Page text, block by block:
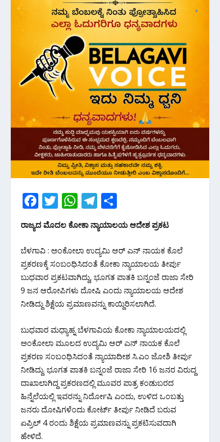
F
ac
e
b
o
o
k
T
w
itt
er
W
at
s
A
p
p
T
el
e
gr
a
m
h
ar
e
ರಾಜ್ಯದ ಮೊದಲ ಕೋಕಾ ನ್ಯಾಯಾಲಯ ಆದೇಶ ಪ್ರಕಟ
ಬೆಳಗಾವಿ : ಅಂಕೋಲಾ ಉದ್ಯಮಿ ಆರ್ ಎನ್ ನಾಯಕ ಕೊಲೆ
ಪ್ರಕರಣಕ್ಕೆ ಸಂಬಂಧಿಸಿದಂತೆ ಕೋಕಾ ನ್ಯಾಯಾಲಯ ತೀರ್ಪು
ಬುಧವಾರ ಪ್ರಕಟವಾಗಿದ್ದು, ಭೂಗತ ಪಾತಕಿ ಬನ್ನಂಜೆ ರಾಜಾ ಸೇರಿ
9 ಜನ ಆರೋಪಿಗಳು ದೋಷಿ ಎಂದು ನ್ಯಾಯಾಲಯ ಆದೇಶ
ನೀಡಿದ್ದು ಶಿಕ್ಷೆಯ ಪ್ರಮಾಣವನ್ನು ಕಾಯ್ದಿರಿಸಲಾಗಿದೆ.
ಬುಧವಾರ ಮಧ್ಯಾಹ್ನ ಬೆಳಗಾವಿಯ ಕೋಕಾ ನ್ಯಾಯಾಲಯದಲ್ಲಿ
ಅಂಕೋಲಾ ಮೂಲದ ಉದ್ಯಮಿ ಆರ್ ಎನ್ ನಾಯಕ ಕೊಲೆ
ಪ್ರಕರಣ ಸಂಬಂಧಿಸಿದಂತೆ ನ್ಯಾಯಾದೀಶ ಸಿ.ಎಂ ಜೋಶಿ ತೀರ್ಪು
ನೀಡಿದ್ದು. ಭೂಗತ ಪಾತಕಿ ಬನ್ನಂಜೆ ರಾಜಾ ಸೇರಿ 16 ಜನರ ವಿರುದ್ದ
ದಾಖಾಲಾಗಿದ್ದ ಪ್ರಕರಣದಲ್ಲಿ ಮೂವರ ಪಾತ್ರ ಕಂಡುಬರದ
ಹಿನ್ನೆಲೆಯಲ್ಲಿ ಇವರನ್ನು ನಿರ್ದೋಷಿ ಎಂದು, ಉಳಿದ ಒಂಬತ್ತು
ಜನರು ದೋಷಿಗಳೆಂದು ಕೋರ್ಟ್ ತೀರ್ಪು ನೀಡಿದೆ‌ ಬರುವ
ಏಪ್ರಿಲ್ 4 ರಂದು ಶಿಕ್ಷೆಯ ಪ್ರಮಾಣವನ್ನು ಪ್ರಕಟಿಸುವದಾಗಿ
ಹೇಳಿದೆ.